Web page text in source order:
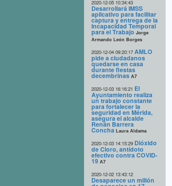
2020-12-05 10:34:43
Desarrollará IMSS
aplicativo para facilitar
captura y entrega de la
Incapacidad Temporal
para el Trabajo Jorge
Armando León Borges
2020-12-04 09:20:17 AMLO
pide a ciudadanos
quedarse en casa
durante fiestas
decembrinas A7
2020-12-03 16:16:21 El
Ayuntamiento realiza
un trabajo constante
para fortalecer la
seguridad en Mérida,
asegura el alcalde
Renán Barrera
Concha Laura Aldama
2020-12-03 14:15:29 Dióxido
de Cloro, antídoto
efectivo contra COVID-
19 A7
2020-12-02 13:43:12
Desaparece un millón